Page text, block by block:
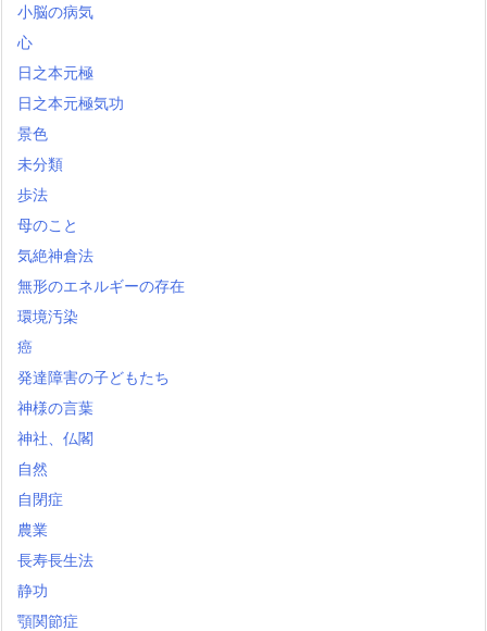
小脳の病気
心
日之本元極
日之本元極気功
景色
未分類
歩法
母のこと
気絶神倉法
無形のエネルギーの存在
環境汚染
癌
発達障害の子どもたち
神様の言葉
神社、仏閣
自然
自閉症
農業
長寿長生法
静功
顎関節症